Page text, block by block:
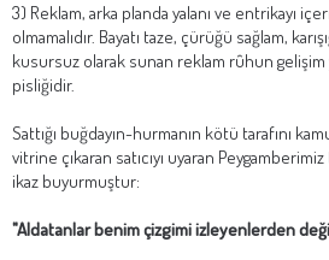
3) Reklam, arka planda yalanı ve entrikayı
olmamalıdır. Bayatı taze, çürüğü sağlam,
kusursuz olarak sunan reklam rûhun gelişim
pisliğidir.
Sattığı buğdayın-hurmanın kötü tarafını
vitrine çıkaran satıcıyı uyaran
ikaz buyurmuştur:
"Aldatanlar benim çizgimi izleyenlerden